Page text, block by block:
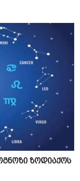
ზოდიაქოს